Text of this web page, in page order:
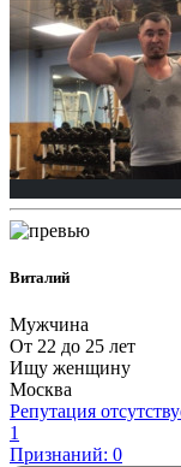
Виталий
Мужчина
От 22 до 25 лет
Ищу женщину
Москва
Репутация
1
Признаний: 0